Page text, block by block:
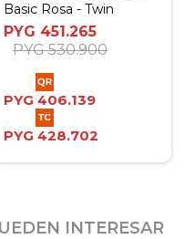
Basic Rosa - Twin
PYG 451.265
PYG 530.900
PYG 406.139
PYG 428.702
INTERESAR